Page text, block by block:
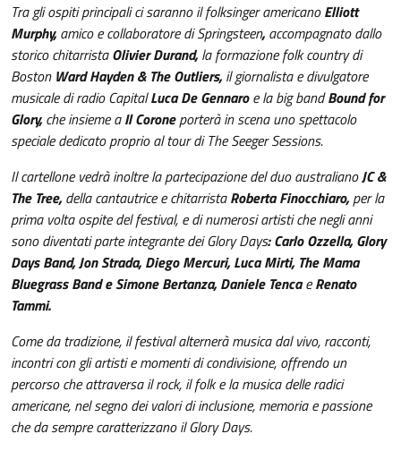
Tra gli ospiti principali ci saranno il folksinger americanoElliott
Murphy,amico e collaboratore di Springsteen,accompagnato dallo
storico chitarristaOlivier Durand,la formazione folk country di
BostonWard Hayden & The Outliers,il giornalista e divulgatore
musicale di radio CapitalLuca De Gennaroe la big bandBound for
Glory,che insieme aIl Coroneporterà in scena uno spettacolo
speciale dedicato proprio al tour di The Seeger Sessions.
Il cartellone vedrà inoltre la partecipazione del duo australianoJC &
The Tree,della cantautrice e chitarristaRoberta Finocchiaro,per la
prima volta ospite del festival, e di numerosi artisti che negli anni
sono diventati parte integrante dei Glory Days: Carlo Ozzella, Glory
Days Band, Jon Strada, Diego Mercuri, Luca Mirti, The Mama
Bluegrass Band e Simone Bertanza, Daniele TencaeRenato
Tammi.
Come da tradizione, il festival alternerà musica dal vivo, racconti,
incontri con gli artisti e momenti di condivisione, offrendo un
percorso che attraversa il rock, il folk e la musica delle radici
americane, nel segno dei valori di inclusione, memoria e passione
che da sempre caratterizzano il Glory Days.